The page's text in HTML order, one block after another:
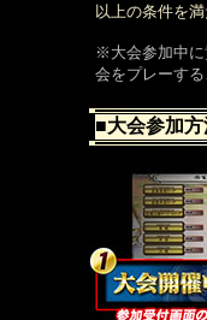
以上の条件を
※大会参加中に
会をプレーする
■大会参加方